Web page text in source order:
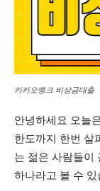
카카오뱅크 비상금대출
안녕하세요 오늘
한도까지 한번 살
는 젊은 사람들이
하나라고 볼 수 있